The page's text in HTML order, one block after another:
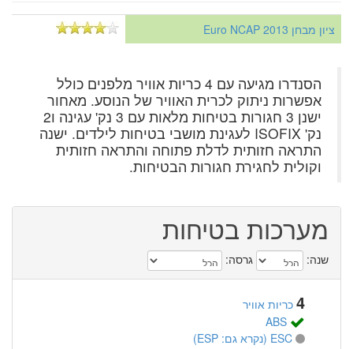
ציון מבחן Euro NCAP 2013
הסנדרו מגיעה עם 4 כריות אוויר מלפנים כולל
אפשרות ניתוק לכרית האוויר של הנוסע. מאחור
ישנן 3 חגורות בטיחות מלאות עם 3 נק' עגינה ו2
נק' ISOFIX לעגינת מושבי בטיחות לילדים. ישנה
התראה חזותית לדלת פתוחה והתראה חזותית
וקולית לחגירת חגורות הבטיחות.
מערכות בטיחות
שנה: גרסה:
4 כריות אוויר
ABS
ESC (נקרא גם: ESP)